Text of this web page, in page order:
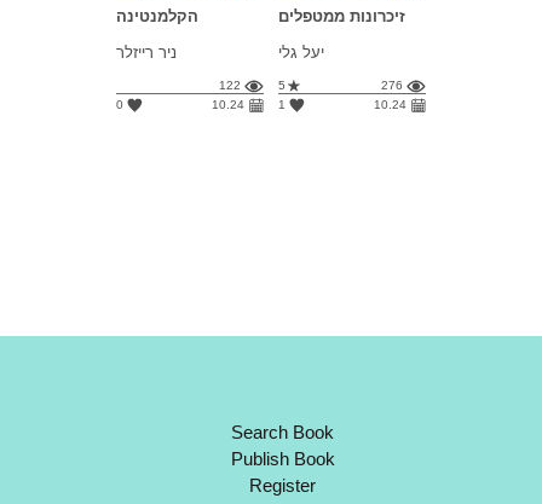
הקלמנטינה
ניר רייזלר
122
10.24
0
זיכרונות ממטפלים
יעל גלי
276
5
10.24
1
Search Book
Publish Book
Register